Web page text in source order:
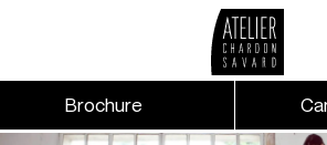
Brochure